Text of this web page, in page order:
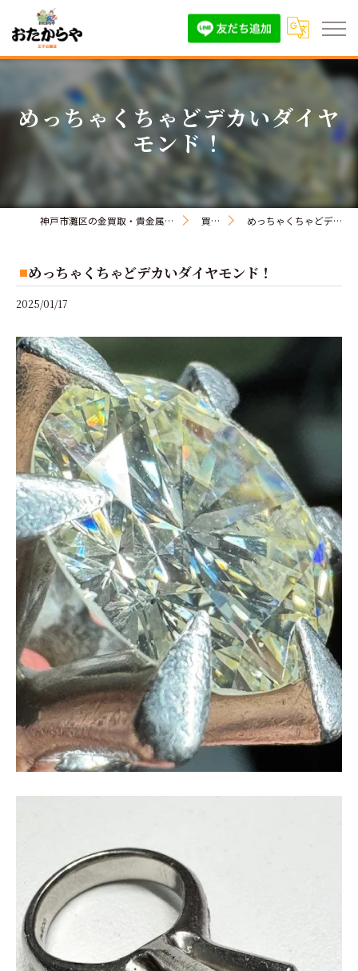
めっちゃくちゃどデカいダイヤ
モンド！
神戸市灘区の金買取・貴金属買取はおたからや王子公園店 買取実績 めっちゃくちゃどデカいダイヤモンド！
めっちゃくちゃどデカいダイヤモンド！
2025/01/17